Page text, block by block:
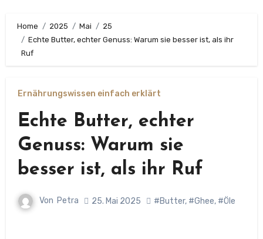
Home 2025 Mai
25
Echte Butter, echter Genuss: Warum sie besser ist, als ihr
Ruf
Ernährungswissen einfach erklärt
Echte Butter, echter
Genuss: Warum sie
besser ist, als ihr Ruf
Von Petra 25. Mai 2025 #Butter, #Ghee, #Öle